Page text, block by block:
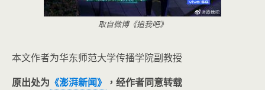
取自微博《追我吧》
本文作者为华东师范大学传播学院副教授
原出处为 《澎湃新闻》 ，经作者同意转载